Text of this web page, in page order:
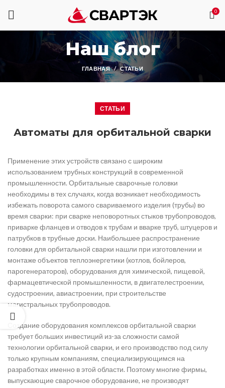
0
Наш блог
ГЛАВНАЯ СТАТЬИ
СТАТЬИ
Автоматы для орбитальной сварки
Применение этих устройств связано с широким
использованием трубных конструкций в современной
промышленности. Орбитальные сварочные головки
необходимы в тех случаях, когда возникает необходимость
избежать поворота самого свариваемого изделия (трубы) во
время сварки: при сварке неповоротных стыков трубопроводов,
приварке фланцев и отводов к трубам и вварке труб, штуцеров и
патрубков в трубные доски. Наибольшее распространение
головки для орбитальной сварки нашли при изготовлении и
монтаже объектов теплоэнергетики (котлов, бойлеров,
парогенераторов), оборудования для химической, пищевой,
фармацевтической промышленности, в двигателестроении,
судостроении, авиастроении, при строительстве
магистральных трубопроводов.
Создание оборудования комплексов орбитальной сварки
требует больших инвестиций из-за сложности самой
технологии орбитальной сварки, и его производство под силу
только крупным компаниям, специализирующимся на
разработках именно в этой области. Поэтому многие фирмы,
выпускающие сварочное оборудование, не производят